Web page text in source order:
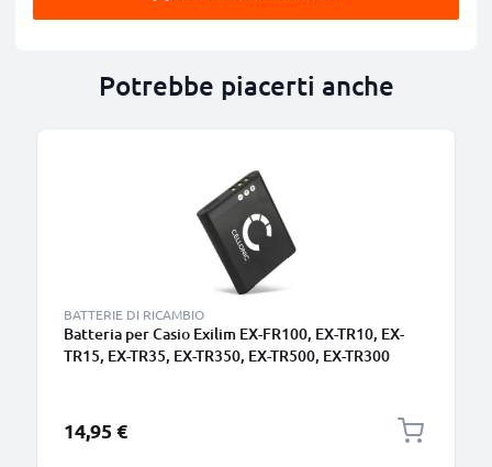
Potrebbe piacerti anche
BATTERIE DI RICAMBIO
Batteria per Casio Exilim EX-FR100, EX-TR10, EX-
TR15, EX-TR35, EX-TR350, EX-TR500, EX-TR300
14,95 €